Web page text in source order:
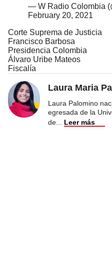
— W Radio Colombia
February 20, 2021
Corte Suprema de Justicia
Francisco Barbosa
Presidencia Colombia
Álvaro Uribe Mateos
Fiscalía
Laura Maria
Laura Palomino
egresada de la
de
Leer más